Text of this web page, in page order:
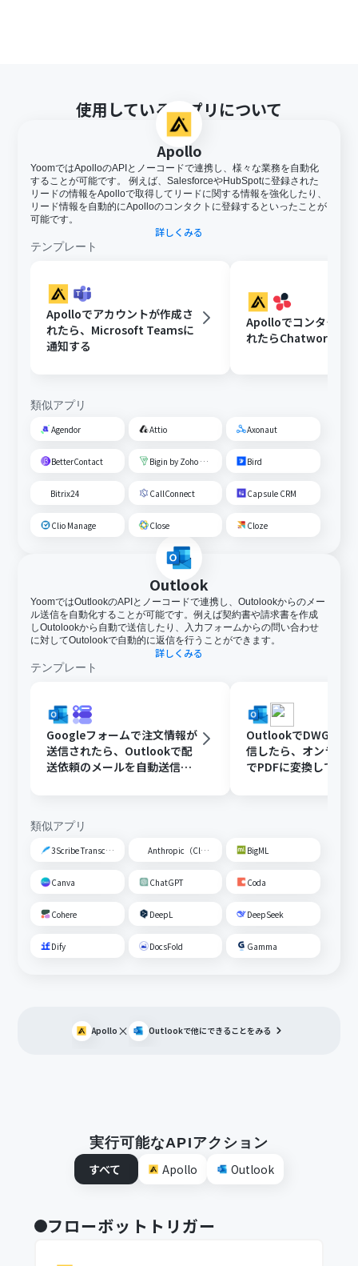
使用しているアプリについて
Apollo
YoomではApolloのAPIとノーコードで連携し、様々な業務を自動化
することが可能です。 例えば、SalesforceやHubSpotに登録された
リードの情報をApolloで取得してリードに関する情報を強化したり、
リード情報を自動的にApolloのコンタクトに登録するといったことが
可能です。
詳しくみる
テンプレート
Apolloでアカウントが作成さ
れたら、Microsoft Teamsに
通知する
Apolloでコンタクト
れたらChatworkに
類似アプリ
Agendor Attio Axonaut
BetterContact Bigin by Zoho CRM Bird
Bitrix24 CallConnect Capsule CRM
Clio Manage Close Cloze
Outlook
YoomではOutlookのAPIとノーコードで連携し、Outolookからのメー
ル送信を自動化することが可能です。例えば契約書や請求書を作成
しOutolookから自動で送信したり、入力フォームからの問い合わせ
に対してOutolookで自動的に返信を行うことができます。
詳しくみる
テンプレート
Googleフォームで注文情報が
送信されたら、Outlookで配
送依頼のメールを自動送信す
OutlookでDWGファ
信したら、オンライ
でPDFに変換して
類似アプリ
3Scribe Transcription Anthropic（Claude） BigML
Canva ChatGPT Coda
Cohere DeepL DeepSeek
Dify DocsFold Gamma
Apollo × Outlookで他にできることをみる
実行可能なAPIアクション
すべて
Apollo Outlook
フローボットトリガー